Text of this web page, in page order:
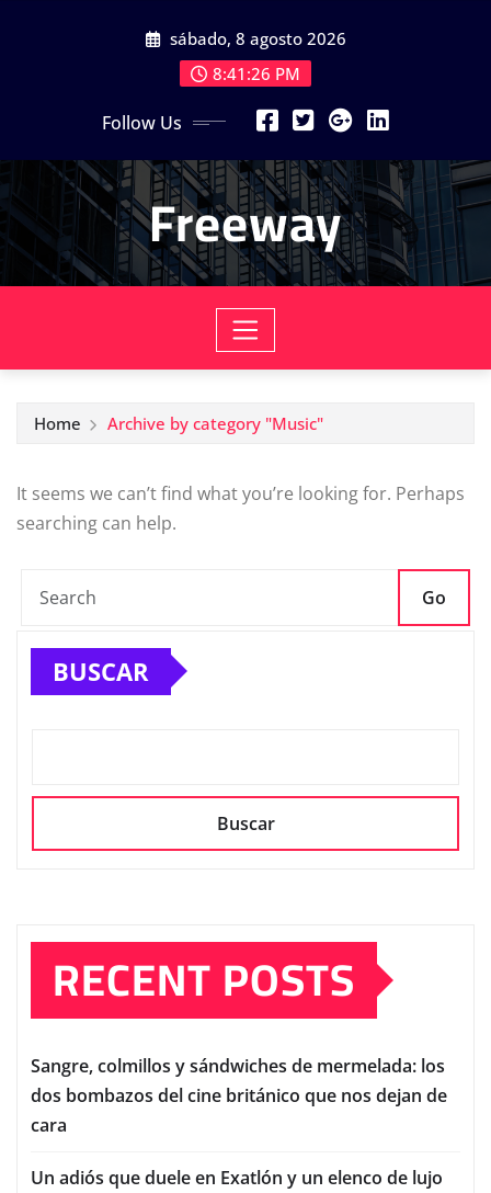
sábado, 8 agosto 2026
8:41:27 PM
Follow Us
Freeway
Home Archive by category "Music"
It seems we can’t find what you’re looking for. Perhaps
searching can help.
Go
BUSCAR
Buscar
RECENT POSTS
Sangre, colmillos y sándwiches de mermelada: los
dos bombazos del cine británico que nos dejan de
cara
Un adiós que duele en Exatlón y un elenco de lujo